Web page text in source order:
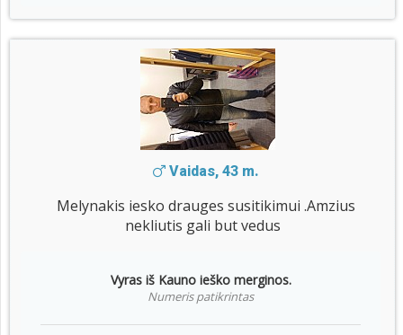
Vaidas, 43 m.
Melynakis iesko drauges susitikimui .Amzius
nekliutis gali but vedus
Vyras iš Kauno ieško merginos.
Numeris patikrintas